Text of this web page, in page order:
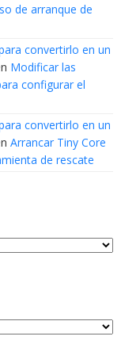
de arranque de
convertirlo en un
Modificar las
configurar el
convertirlo en un
Arrancar Tiny Core
de rescate